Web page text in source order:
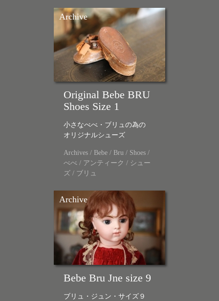
Archive
Original Bebe BRU
Shoes Size 1
小さなべべ・ブリュの為の
オリジナルシューズ
Archives / Bebe / Bru / Shoes /
べべ / アンティーク / シュー
ズ / ブリュ
Archive
Bebe Bru Jne size 9
ブリュ・ジュン・サイズ９